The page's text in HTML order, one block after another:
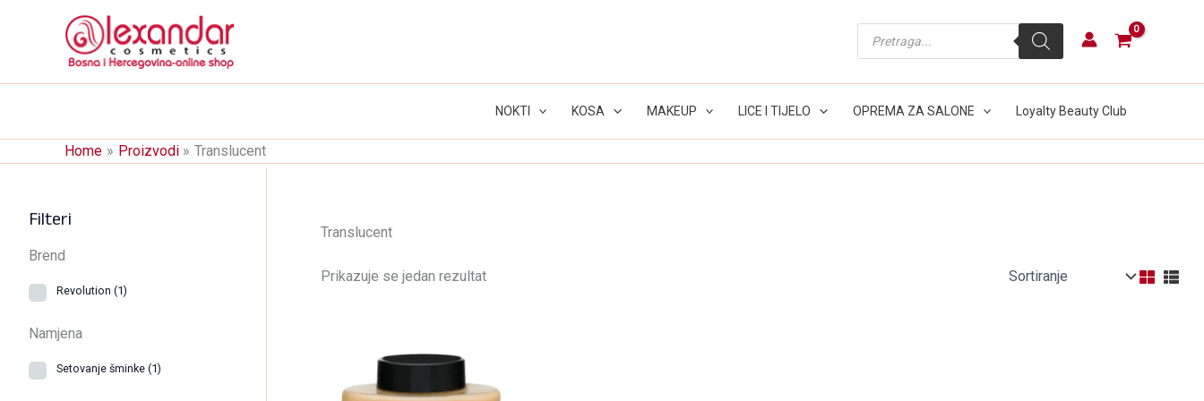
search
NOKTI KOSA MAKEUP LICE I TIJELO OPREMA ZA SALONE Loyalty Beauty Club
Home Proizvodi Translucent
Filteri
Brend
Revolution (1)
Namjena
Setovanje šminke (1)
Translucent
Prikazuje se jedan rezultat